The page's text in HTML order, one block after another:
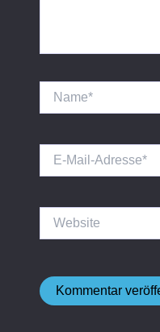
Mail-